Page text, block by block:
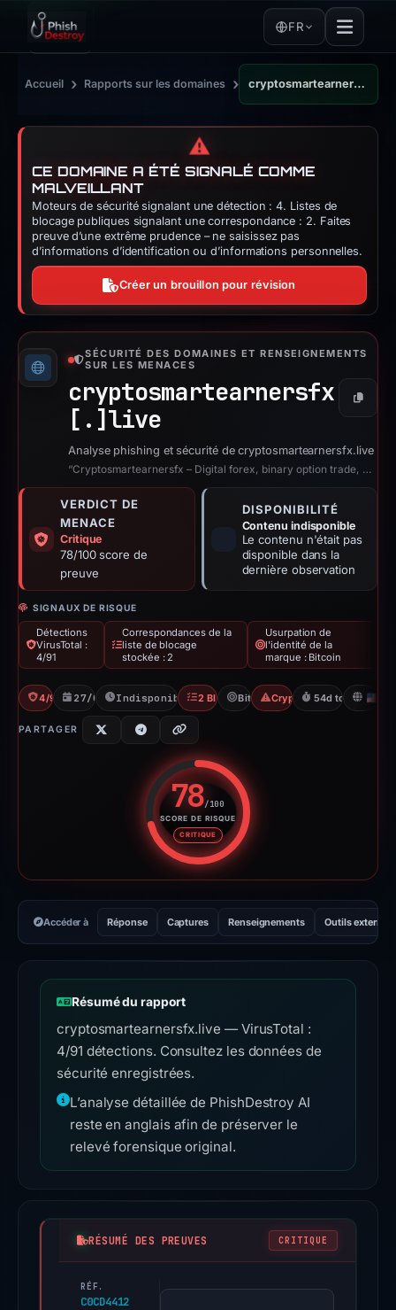
FR
Accueil › Rapports sur les domaines › cryptosmartearnersfx.live
⚠️
CE DOMAINE A ÉTÉ SIGNALÉ COMME
MALVEILLANT
Moteurs de sécurité signalant une détection : 4. Listes de
blocage publiques signalant une correspondance : 2. Faites
preuve d’une extrême prudence – ne saisissez pas
d’informations d’identification ou d’informations personnelles.
Créer un brouillon pour révision
SÉCURITÉ DES DOMAINES ET RENSEIGNEMENTS
SUR LES MENACES
cryptosmartearnersfx
[.] live
Copier
Analyse phishing et sécurité de cryptosmartearnersfx.live
“Cryptosmartearnersfx – Digital forex, binary option trade, Realestate, crypto...”
VERDICT DE
MENACE
Critique
78/100 score de
preuve
DISPONIBILITÉ
Contenu indisponible
Le contenu n'était pas
disponible dans la
dernière observation
SIGNAUX DE RISQUE
Détections
VirusTotal :
4/91
Correspondances de la
liste de blocage
stockée : 2
Usurpation de
l'identité de la
marque : Bitcoin
4/91 VT27/02/2026Indisponible depuis 23/04/2026
2 BlocklistsBitcoinCrypto Scam
54d to
PARTAGER
78/100
SCORE DE RISQUE
CRITIQUE
Score de risque : 78 sur
Accéder à Réponse Captures Renseignements Outils externes
Résumé du rapport
cryptosmartearnersfx.live — VirusTotal :
4/91 détections. Consultez les données de
sécurité enregistrées.
L’analyse détaillée de PhishDestroy AI
reste en anglais afin de préserver le
relevé forensique original.
RÉSUMÉ DES PREUVES CRITIQUE
RÉF.
C0CD4412
PhishDestroy